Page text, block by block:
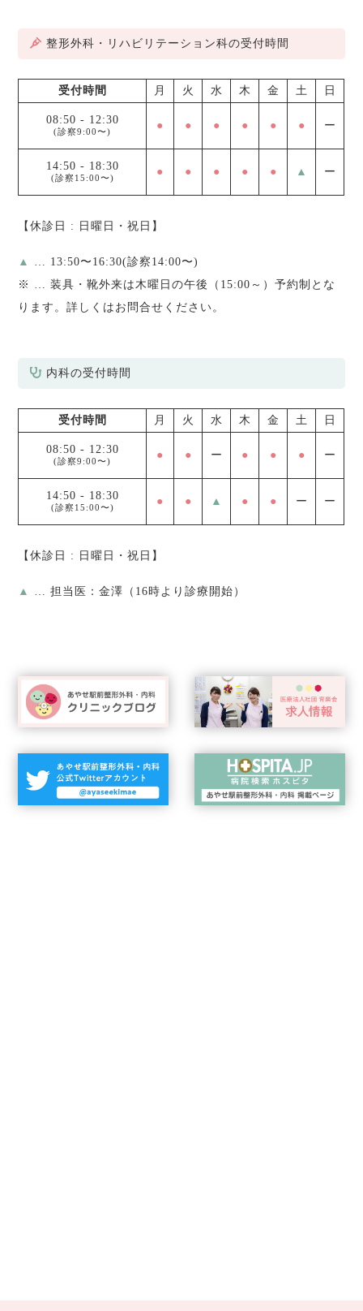
整形外科・リハビリテーション科の受付時間
受付時間 月 火 水 木 金 土 日
08:50 - 12:30
(診察9:00〜) ● ● ● ● ● ● ー
14:50 - 18:30
(診察15:00〜) ● ● ● ● ● ▲ ー
【休診日 : 日曜日・祝日】
▲
… 13:50〜16:30(診察14:00〜)
※ … 装具・靴外来は木曜日の午後（15:00～）予約制とな
ります。詳しくはお問合せください。
内科の受付時間
受付時間 月 火 水 木 金 土 日
08:50 - 12:30
(診察9:00〜) ● ● ー ● ● ● ー
14:50 - 18:30
(診察15:00〜) ● ● ▲ ● ● ー ー
【休診日 : 日曜日・祝日】
▲ … 担当医：金澤（16時より診療開始）